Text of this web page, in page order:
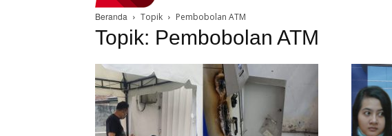
Beranda Topik Pembobolan ATM
Topik: Pembobolan ATM